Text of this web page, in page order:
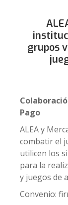
grupos
Pago
ALEA y
combatir el
utilicen los
para la
y juegos de
Convenio: